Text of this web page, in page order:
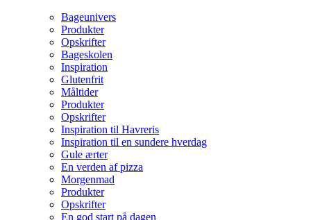
Bageunivers
Produkter
Opskrifter
Bageskolen
Inspiration
Glutenfrit
Måltider
Produkter
Opskrifter
Inspiration til Havreris
Inspiration til en sundere hverdag
Gule ærter
En verden af pizza
Morgenmad
Produkter
Opskrifter
En god start på dagen